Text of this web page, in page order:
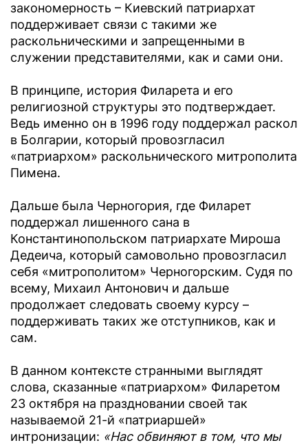
закономерность – Киевский патриархат
поддерживает связи с такими же
раскольническими и запрещенными в
служении представителями, как и сами они.
В принципе, история Филарета и его
религиозной структуры это подтверждает.
Ведь именно он в 1996 году поддержал раскол
в Болгарии, который провозгласил
«патриархом» раскольнического митрополита
Пимена.
Дальше была Черногория, где Филарет
поддержал лишенного сана в
Константинопольском патриархате Мироша
Дедеича, который самовольно провозгласил
себя «митрополитом» Черногорским. Судя по
всему, Михаил Антонович и дальше
продолжает следовать своему курсу –
поддерживать таких же отступников, как и
сам.
В данном контексте странными выглядят
слова, сказанные «патриархом» Филаретом
23 октября на праздновании своей так
называемой 21-й «патриаршей»
интронизации: «Нас обвиняют в том, что мы